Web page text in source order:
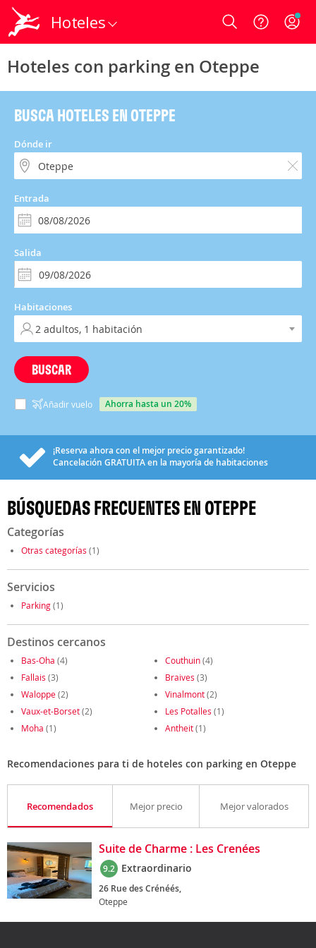
Hoteles Login
Hoteles con parking en Oteppe
BUSCA HOTELES EN OTEPPE
Dónde ir
Entrada
Salida
Habitaciones
BUSCAR
Añadir vuelo ahorra hasta un 20%
¡Reserva ahora con el mejor precio garantizado!
Cancelación GRATUITAen la mayoría de habitaciones
BÚSQUEDAS FRECUENTES EN OTEPPE
Categorías
Otras categorías (1)
Servicios
Parking(1)
Destinos cercanos
Bas-Oha (4) Couthuin(4)
Fallais (3) Braives (3)
Waloppe(2) Vinalmont(2)
Vaux-et-Borset(2) Les Potalles (1)
Moha (1) Antheit(1)
Recomendaciones para ti de hoteles con parking en Oteppe
Recomendados Mejor precio Mejor valorados
Suite de Charme : Les Crenées
9.2 Extraordinario
26 Rue des Crénéés,
Oteppe